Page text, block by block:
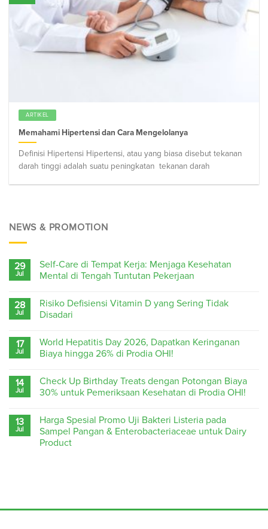
ARTIKEL
Memahami Hipertensi dan Cara Mengelolanya
Definisi Hipertensi Hipertensi, atau yang biasa disebut tekanan
darah tinggi adalah suatu peningkatan tekanan darah
NEWS & PROMOTION
29
Jul
Self-Care di Tempat Kerja: Menjaga Kesehatan
Mental di Tengah Tuntutan Pekerjaan
28
Jul
Risiko Defisiensi Vitamin D yang Sering Tidak
Disadari
17
Jul
World Hepatitis Day 2026, Dapatkan Keringanan
Biaya hingga 26% di Prodia OHI!
14
Jul
Check Up Birthday Treats dengan Potongan Biaya
30% untuk Pemeriksaan Kesehatan di Prodia OHI!
13
Jul
Harga Spesial Promo Uji Bakteri Listeria pada
Sampel Pangan & Enterobacteriaceae untuk Dairy
Product